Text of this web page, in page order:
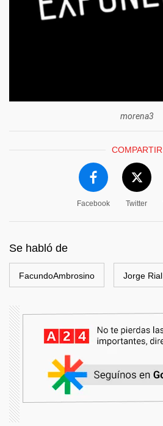
morena3
COMPARTIR
Facebook Twitter
Se habló de
FacundoAmbrosino Jorge Rial